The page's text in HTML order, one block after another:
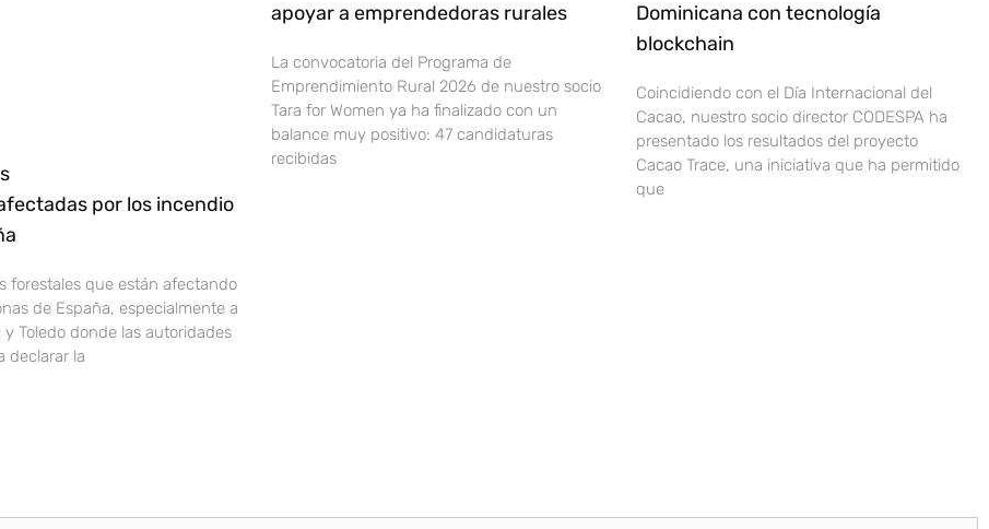
por los incendio
forestales que están afectando
de España, especialmente a
y Toledo donde las autoridades
declarar la
apoyar a emprendedoras rurales
La convocatoria del Programa de
Emprendimiento Rural 2026 de nuestro socio
Tara for Women ya ha finalizado con un
balance muy positivo: 47 candidaturas
recibidas
Dominicana con tecnología
blockchain
Coincidiendo con el Día Internacional del
Cacao, nuestro socio director CODESPA ha
presentado los resultados del proyecto
Cacao Trace, una iniciativa que ha permitido
que